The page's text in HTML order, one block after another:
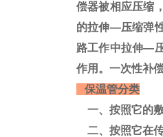
偿器被相应压缩
的拉伸—压缩弹
路工作中拉伸—
作用。一次性补
保温管分类
一、按照它的
二、按照它在传